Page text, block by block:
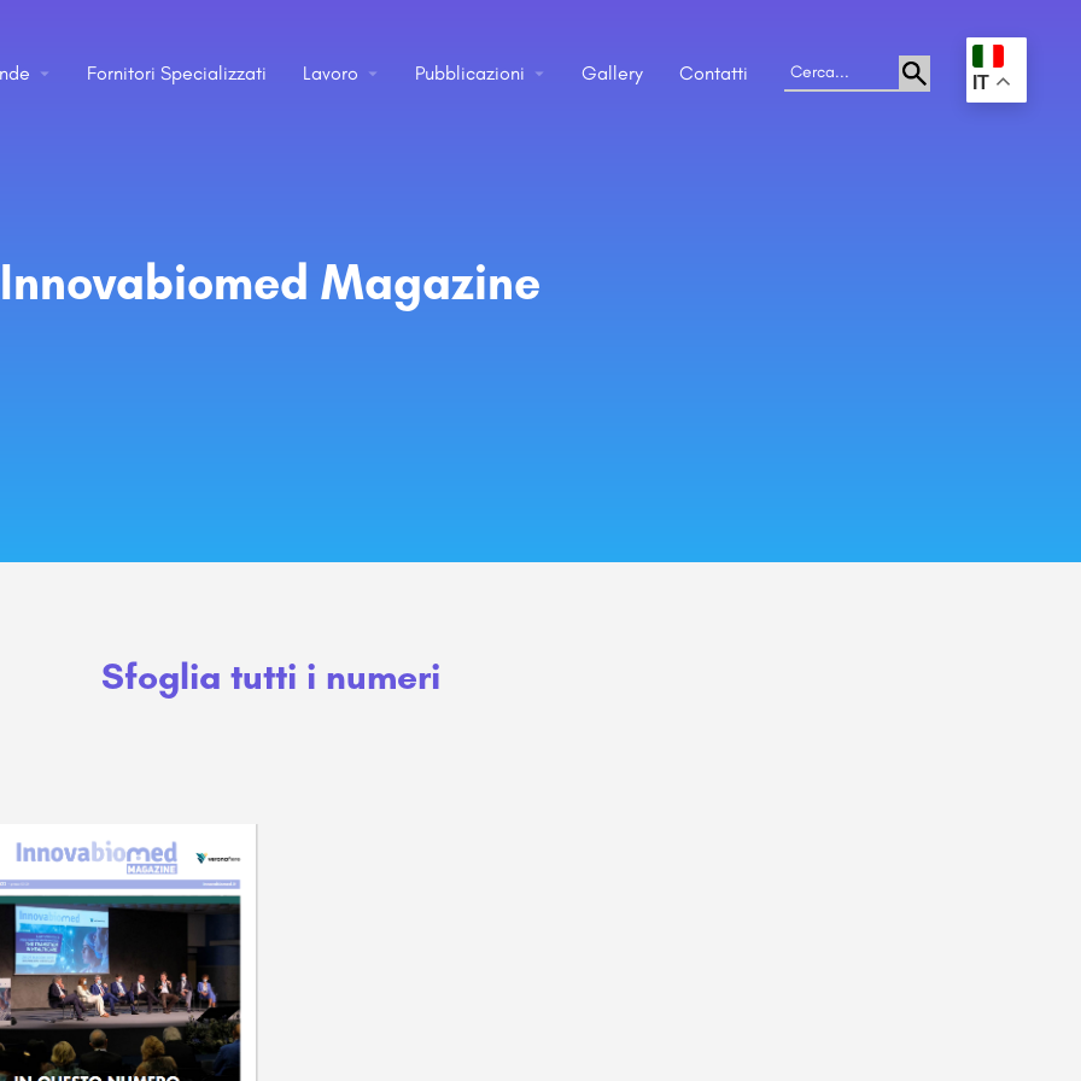
Fornitori Specializzati Lavoro Pubblicazioni Gallery Contatti . IT
Innovabiomed Magazine
Sfoglia tutti i numeri